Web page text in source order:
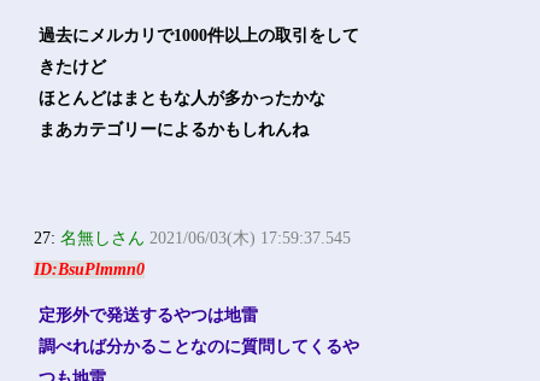
過去にメルカリで1000件以上の取引をして
きたけど
ほとんどはまともな人が多かったかな
まあカテゴリーによるかもしれんね
27:名無しさん 2021/06/03(木) 17:59:37.545
ID:BsuPlmmn0
定形外で発送するやつは地雷
調べれば分かることなのに質問してくるや